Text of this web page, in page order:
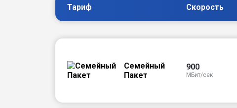
Тариф Скорость
Семейный
Пакет
900
МБит/сек